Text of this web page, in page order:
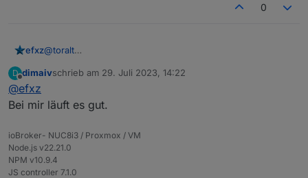
U.u. hängt das auch mit Unifi zusammen, keine Ahnung.
0
efxz@toralt
20230507_other coordinator gewechselt?
D
Offline
dimaivschrieb am 29. Juli 2023, 14:22
zuletzt editiert von
@efxz
Bei mir läuft es gut.
ioBroker- NUC8i3 / Proxmox / VM
Node.js v22.21.0
NPM v10.9.4
JS controller 7.1.0